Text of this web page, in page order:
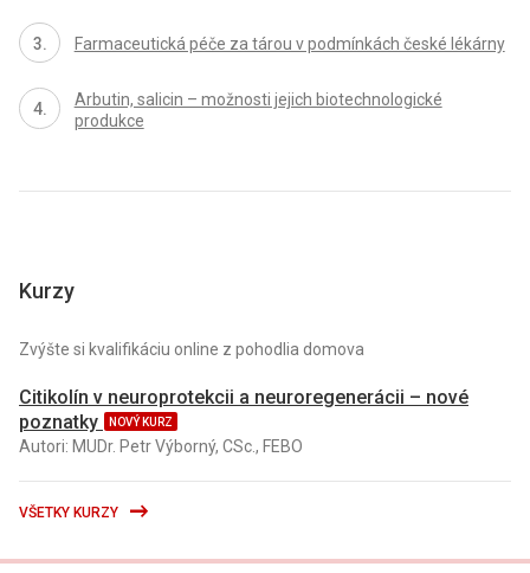
Farmaceutická péče za tárou v podmínkách české lékárny
Arbutin, salicin – možnosti jejich biotechnologické
produkce
Kurzy
Zvýšte si kvalifikáciu online z pohodlia domova
Citikolín v neuroprotekcii a neuroregenerácii – nové
poznatky
NOVÝ KURZ
Autori: MUDr. Petr Výborný, CSc., FEBO
VŠETKY KURZY